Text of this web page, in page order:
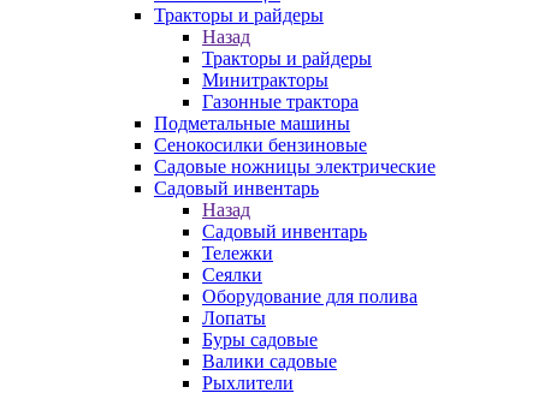
Тракторы и райдеры
Назад
Тракторы и райдеры
Минитракторы
Газонные трактора
Подметальные машины
Сенокосилки бензиновые
Садовые ножницы электрические
Садовый инвентарь
Назад
Садовый инвентарь
Тележки
Сеялки
Оборудование для полива
Лопаты
Буры садовые
Валики садовые
Рыхлители